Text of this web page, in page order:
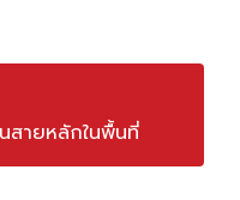
สายหลักในพื้นที่